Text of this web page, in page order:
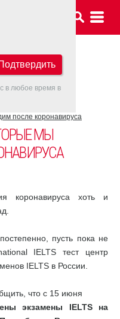
после коронавируса
МЫ
коронавируса хоть и
пусть пока не
IELTS тест центр
IELTS в России.
что с 15 июня
экзамены IELTS на
в любое время в